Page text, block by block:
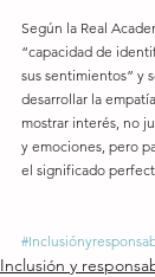
Según la Real
“capacidad de
sus sentimientos” y
desarrollar la
mostrar interés, no
y emociones, pero
el significado
Inclusión y